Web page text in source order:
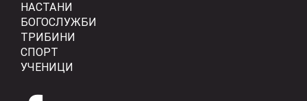
НАСТАНИ
БОГОСЛУЖБИ
ТРИБИНИ
СПОРТ
УЧЕНИЦИ